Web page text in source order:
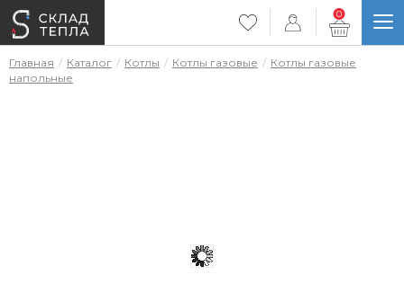
0
Главная Каталог Котлы Котлы газовые
Котлы газовые
напольные